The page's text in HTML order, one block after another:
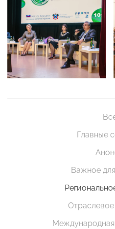
Главные
Важное
Международная